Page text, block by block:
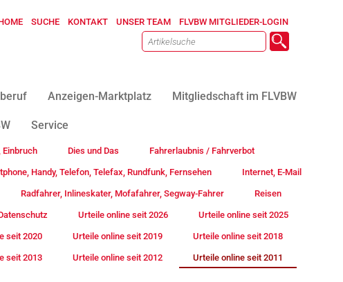
SUCHE KONTAKT UNSER TEAM FLVBW MITGLIEDER-LOGIN
Anzeigen-Marktplatz Mitgliedschaft im FLVBW
Service
Einbruch Dies und Das Fahrerlaubnis / Fahrverbot
Handy, Telefon, Telefax, Rundfunk, Fernsehen Internet, E-Mail
Radfahrer, Inlineskater, Mofafahrer, Segway-Fahrer Reisen
Urteile online seit 2026 Urteile online seit 2025
seit 2020 Urteile online seit 2019 Urteile online seit 2018
seit 2013 Urteile online seit 2012 Urteile online seit 2011